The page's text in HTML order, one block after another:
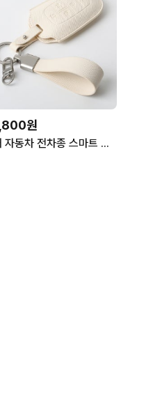
원
현대 자동차 전차종 스마트 차키 케이스 가죽 차키커버 홀더 키링